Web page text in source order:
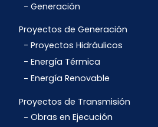
Generación
Proyectos de Generación
Proyectos Hidráulicos
Energía Térmica
Energía Renovable
Proyectos de Transmisión
Obras en Ejecución